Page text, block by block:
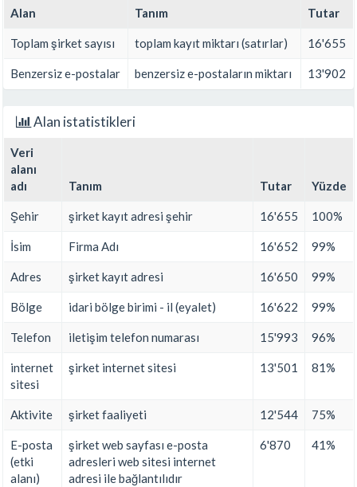
Alan Tanım Tutar
Toplam şirket sayısı toplam kayıt miktarı (satırlar) 16'655
Benzersiz e-postalar benzersiz e-postaların miktarı 13'902
Alan istatistikleri
Veri
alanı
adı
Tanım Tutar Yüzde
Şehir şirket kayıt adresi şehir 16'655 100%
İsim Firma Adı 16'652 99%
Adres şirket kayıt adresi 16'650 99%
Bölge idari bölge birimi - il (eyalet) 16'622 99%
Telefon iletişim telefon numarası 15'993 96%
internet
sitesi
şirket internet sitesi 13'501 81%
Aktivite şirket faaliyeti 12'544 75%
E-posta
(etki
alanı)
şirket web sayfası e-posta
adresleri web sitesi internet
adresi ile bağlantılıdır
6'870 41%